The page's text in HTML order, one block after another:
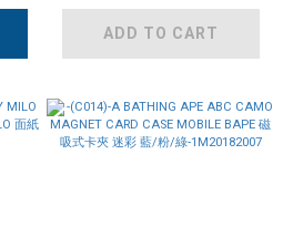
園大冒險 雪人胖胖吊飾 娃娃
ADD TO CART